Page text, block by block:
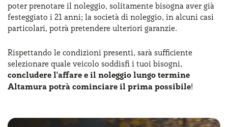
poter prenotare il noleggio, solitamente bisogna aver già
festeggiato i 21 anni; la società di noleggio, in alcuni casi
particolari, potrà pretendere ulteriori garanzie.
Rispettando le condizioni presenti, sarà sufficiente
selezionare quale veicolo soddisfi i tuoi bisogni,
concludere l'affare e il noleggio lungo termine
Altamura potrà cominciare il prima possibile!